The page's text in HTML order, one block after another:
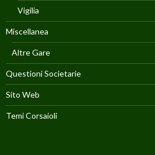
Vigilia
Miscellanea
Altre Gare
Questioni Societarie
Sito Web
Temi Corsaioli